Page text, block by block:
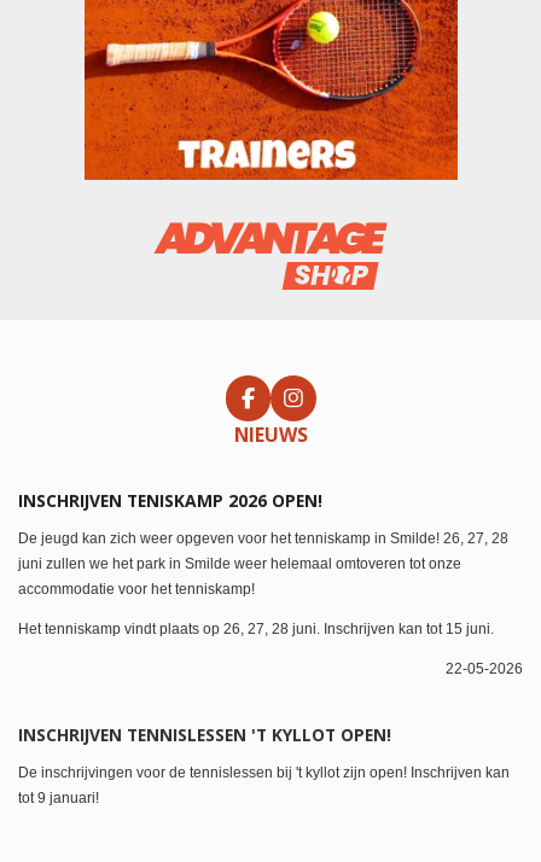
F
a
b
o
k
I
n
a
r
a
NIEUWS
INSCHRIJVEN TENISKAMP 2026 OPEN!
De jeugd kan zich weer opgeven voor het tenniskamp in Smilde! 26, 27, 28
juni zullen we het park in Smilde weer helemaal omtoveren tot onze
accommodatie voor het tenniskamp!
Het tenniskamp vindt plaats op 26, 27, 28 juni. Inschrijven kan tot 15 juni.
22-05-2026
INSCHRIJVEN TENNISLESSEN 'T KYLLOT OPEN!
De inschrijvingen voor de tennislessen bij 't kyllot zijn open! Inschrijven kan
tot 9 januari!